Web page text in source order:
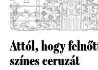
Attól, hogy
színes ceruzát